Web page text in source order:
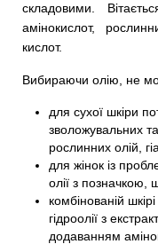
складовими.
амінокислот,
кислот.
Вибираючи олію, не
для сухої шкіри
зволожувальних
рослинних олій,
для жінок із
олії з позначкою,
комбінованій
гідроолії з
додаванням